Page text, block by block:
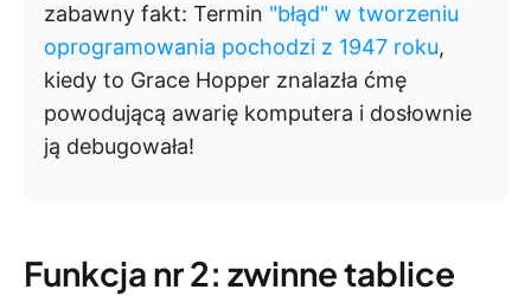
zabawny fakt: Termin "błąd" w tworzeniu
oprogramowania pochodzi z 1947 roku,
kiedy to Grace Hopper znalazła ćmę
powodującą awarię komputera i dosłownie
ją debugowała!
Funkcja nr 2: zwinne tablice